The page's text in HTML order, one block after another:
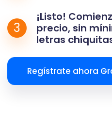
3
¡Listo!
precio, sin
letras
Regístrate ahora